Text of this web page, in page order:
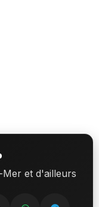
Mer et d'ailleurs